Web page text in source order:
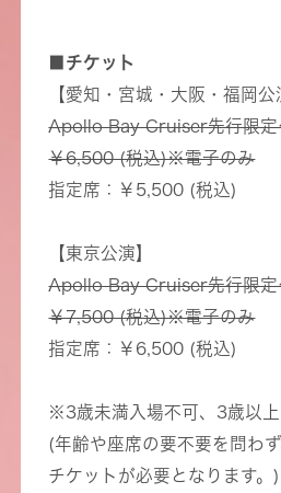
■チケット
【愛知・宮城・大阪・福岡公
Apollo Bay Cruiser先行限定
￥6,500 (税込)※電子のみ
指定席：￥5,500 (税込)
【東京公演】
Apollo Bay Cruiser先行限定
￥7,500 (税込)※電子のみ
指定席：￥6,500 (税込)
※3歳未満入場不可、3歳以上
(年齢や座席の要不要を問わ
チケットが必要となります。)